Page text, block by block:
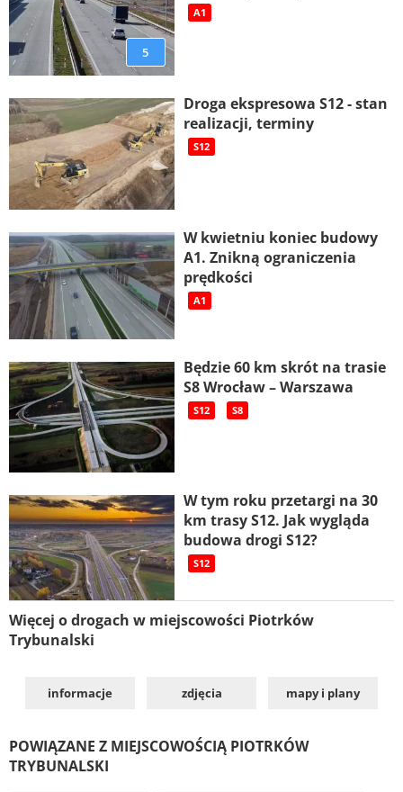
5
A1
Droga ekspresowa S12 - stan
realizacji, terminy
S12
W kwietniu koniec budowy
A1. Znikną ograniczenia
prędkości
A1
Będzie 60 km skrót na trasie
S8 Wrocław – Warszawa
S12 S8
W tym roku przetargi na 30
km trasy S12. Jak wygląda
budowa drogi S12?
S12
Więcej o drogach w miejscowości Piotrków
Trybunalski
informacje zdjęcia mapy i plany
POWIĄZANE Z MIEJSCOWOŚCIĄ PIOTRKÓW
TRYBUNALSKI